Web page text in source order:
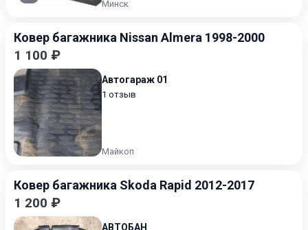
Минск
Ковер багажника Nissan Almera 1998-2000
1 100 ₽
Автогараж 01
1 отзыв
Майкоп
Ковер багажника Skoda Rapid 2012-2017
1 200 ₽
АВТОБАН